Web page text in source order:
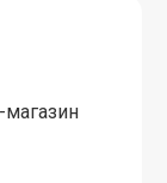
магазин